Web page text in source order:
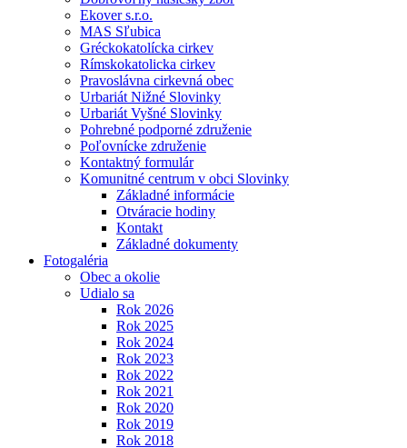
Ekover s.r.o.
MAS Sľubica
Gréckokatolícka cirkev
Rímskokatolicka cirkev
Pravoslávna cirkevná obec
Urbariát Nižné Slovinky
Urbariát Vyšné Slovinky
Pohrebné podporné združenie
Poľovnícke združenie
Kontaktný formulár
Komunitné centrum v obci Slovinky
Základné informácie
Otváracie hodiny
Kontakt
Základné dokumenty
Fotogaléria
Obec a okolie
Udialo sa
Rok 2026
Rok 2025
Rok 2024
Rok 2023
Rok 2022
Rok 2021
Rok 2020
Rok 2019
Rok 2018